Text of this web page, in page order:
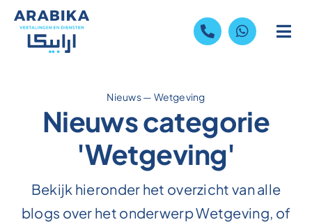
Skip
content
Nieuws— Wetgeving
Nieuws categorie
'Wetgeving'
Bekijk hieronder het overzicht van alle
blogs over het onderwerp Wetgeving, of